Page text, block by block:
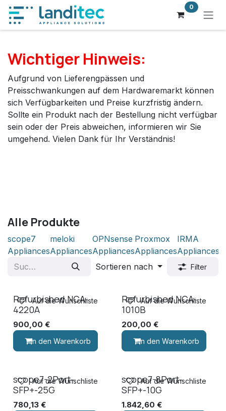
Zum Inhalt springen 0
Wichtiger Hinweis:
Aufgrund von Lieferengpässen und
Preisschwankungen auf dem Hardwaremarkt können
sich Verfügbarkeiten und Preise kurzfristig ändern.
Sollte ein Produkt nach der Bestellung nicht verfügbar
sein oder der Preis abweichen, informieren wir Sie
umgehend. Vielen Dank für Ihr Verständnis!
Alle Produkte
scope7
Appliances
meloki
Appliances
OPNsense
Appliances
Proxmox
Appliances
IRMA
Appliances
Sortieren nach Filter
Refurbished NCA-
4220A
900,00 €
In den Warenkorb
Auf die Wunschliste
Refurbished NCA-
1010B
200,00 €
In den Warenkorb
Auf die Wunschliste
scope7-2Port-
SFP+-25G
780,13 €
Auf die Wunschliste
scope7-8Port-
SFP+-10G
1.842,60 €
Auf die Wunschliste